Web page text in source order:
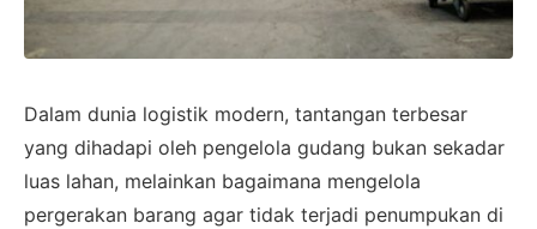
Dalam dunia logistik modern, tantangan terbesar
yang dihadapi oleh pengelola gudang bukan sekadar
luas lahan, melainkan bagaimana mengelola
pergerakan barang agar tidak terjadi penumpukan di